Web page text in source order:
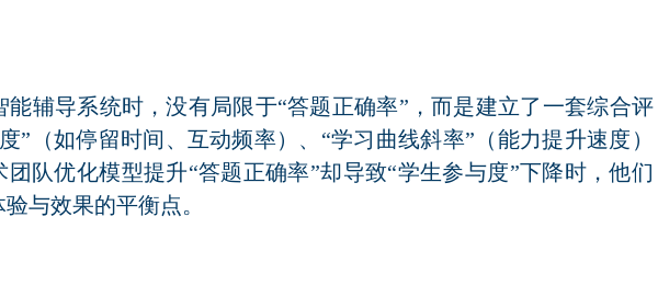
辅导系统时，没有局限于“答题正确率”，而是建立了一套综合评
”（如停留时间、互动频率）、“学习曲线斜率”（能力提升速度）
队优化模型提升“答题正确率”却导致“学生参与度”下降时，他们
与效果的平衡点。